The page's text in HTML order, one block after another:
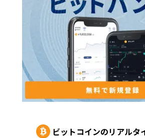
ビットコインのリアルタ